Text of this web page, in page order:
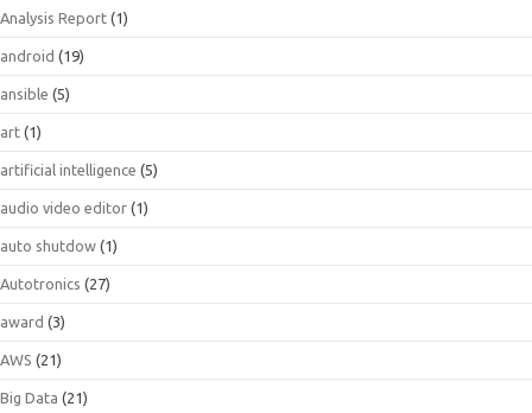
Analysis Report (1)
android (19)
ansible (5)
art (1)
artificial intelligence (5)
audio video editor (1)
auto shutdow (1)
Autotronics (27)
award (3)
AWS (21)
Big Data (21)